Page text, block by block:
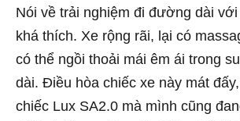
Nói về trải nghiệm đi đường dài
khá thích. Xe rộng rãi, lại có
có thể ngồi thoải mái êm ái trong
dài. Điều hòa chiếc xe này mát
chiếc Lux SA2.0 mà mình cũng